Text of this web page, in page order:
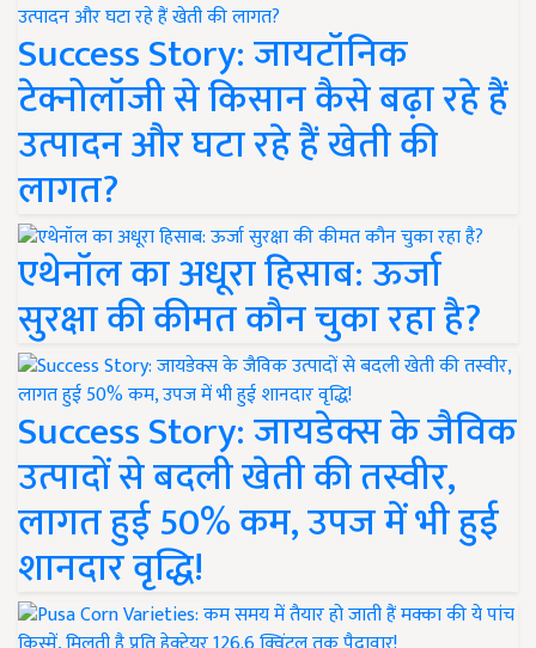
Success Story: जायटॉनिक
टेक्नोलॉजी से किसान कैसे बढ़ा रहे हैं
उत्पादन और घटा रहे हैं खेती की
लागत?
एथेनॉल का अधूरा हिसाब: ऊर्जा
सुरक्षा की कीमत कौन चुका रहा है?
Success Story: जायडेक्स के जैविक
उत्पादों से बदली खेती की तस्वीर,
लागत हुई 50% कम, उपज में भी हुई
शानदार वृद्धि!